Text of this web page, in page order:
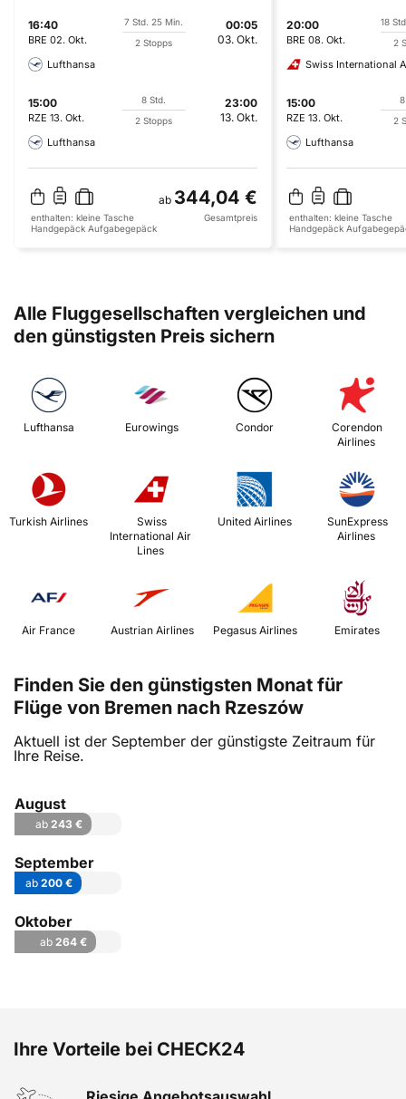
16:40
BRE 02. Okt.
7 Std. 25 Min.
2 Stopps
00:05
03. Okt.
Lufthansa
15:00
RZE 13. Okt.
8 Std.
2 Stopps
23:00
13. Okt.
Lufthansa
ab 344,04 €
enthalten: kleine Tasche
Handgepäck Aufgabegepäck
Gesamtpreis
20:00
BRE 08. Okt.
18
2
Swiss International
15:00
RZE 13. Okt.
2
Lufthansa
enthalten: kleine Tasche
Handgepäck
Alle Fluggesellschaften vergleichen und
den günstigsten Preis sichern
Lufthansa Eurowings Condor
Corendon
Airlines
Turkish Airlines
International Air
Lines
United Airlines
Airlines
Air France Austrian Airlines Emirates
Finden Sie den günstigsten Monat für
Flüge von Bremen nach Rzeszów
Aktuell ist der September der günstigste Zeitraum für
Ihre Reise.
August
ab 243 €
September
ab 200 €
Oktober
ab 264 €
Ihre Vorteile bei CHECK24